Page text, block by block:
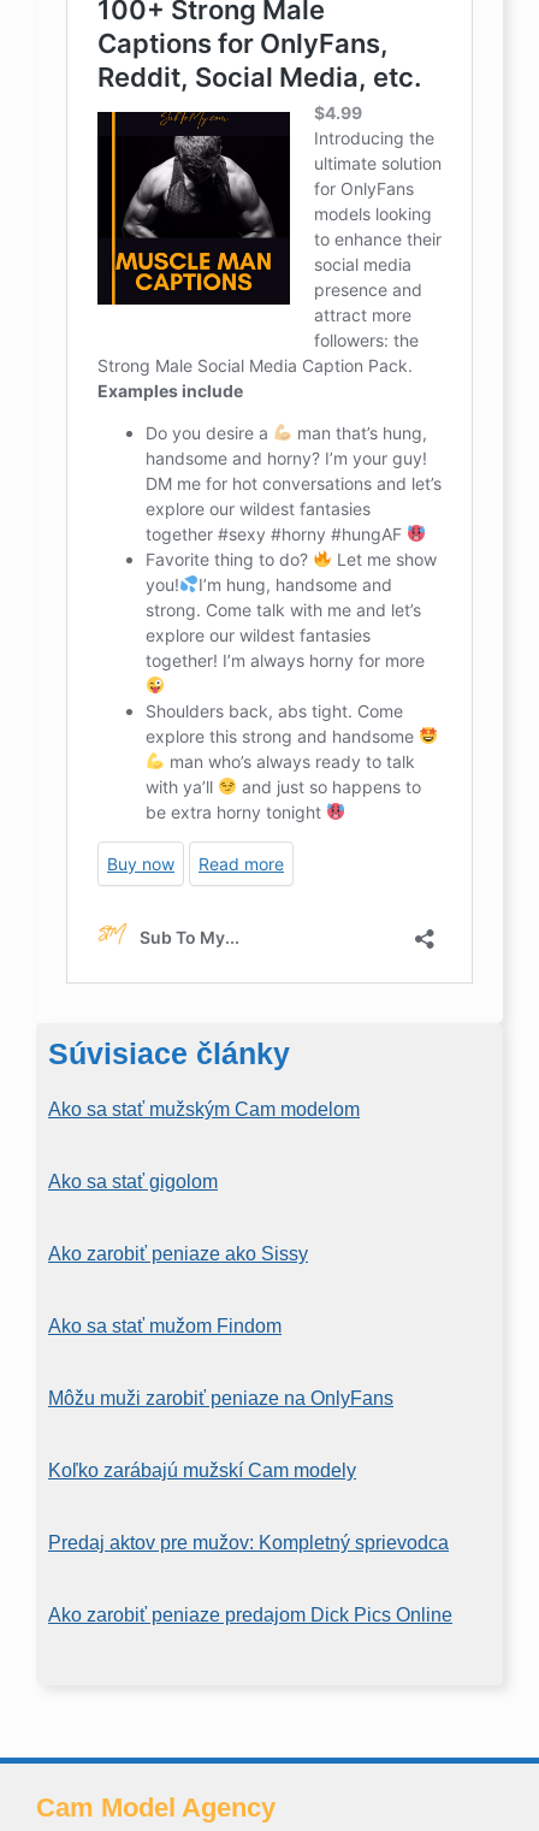
Súvisiace články
Ako sa stať mužským Cam modelom
Ako sa stať gigolom
Ako zarobiť peniaze ako Sissy
Ako sa stať mužom Findom
Môžu muži zarobiť peniaze na OnlyFans
Koľko zarábajú mužskí Cam modely
Predaj aktov pre mužov: Kompletný sprievodca
Ako zarobiť peniaze predajom Dick Pics Online
Cam Model Agency